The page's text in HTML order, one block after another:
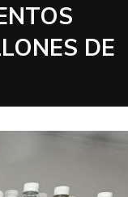
DE